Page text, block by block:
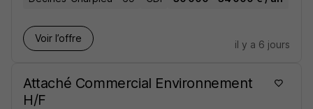
Voir l’offre
il y a 6 jours
Attaché Commercial Environnement
H/F